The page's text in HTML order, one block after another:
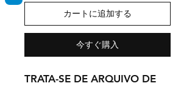
カートに追加する
今すぐ購入
TRATA-SE DE ARQUIVO DE